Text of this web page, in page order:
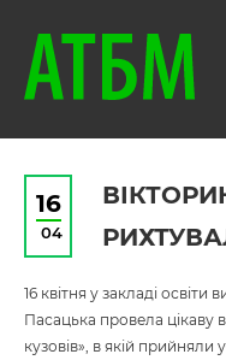
16
04
16 квітня у закладі
Пасацька провела цікаву
кузовів», в якій прийняли